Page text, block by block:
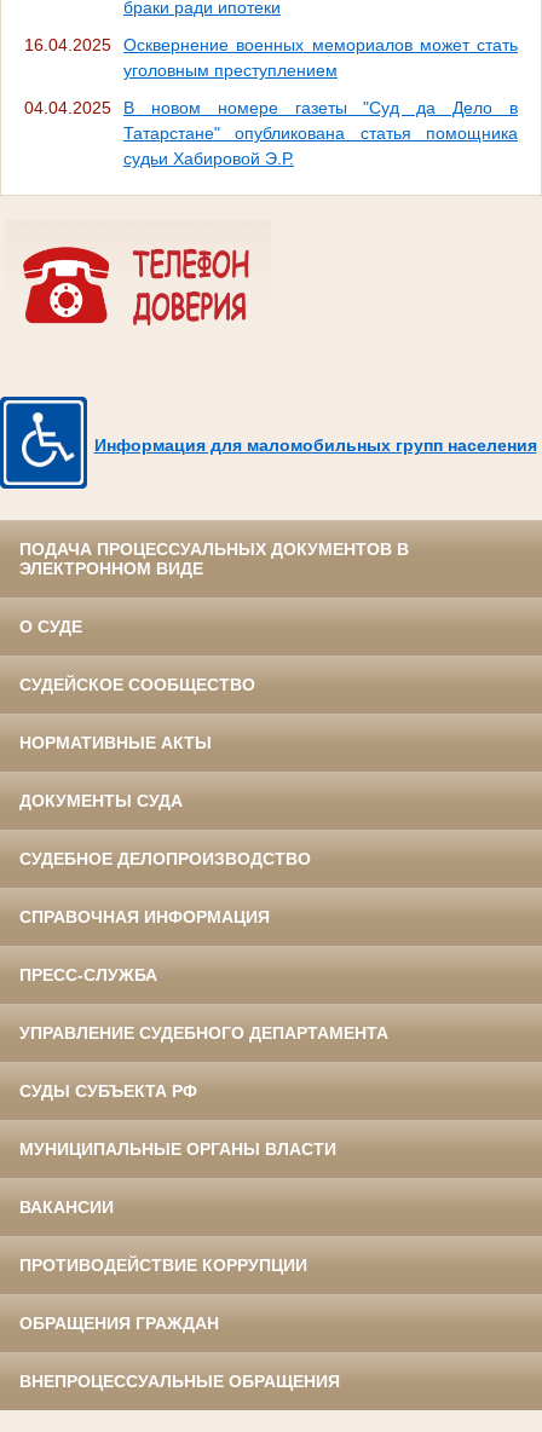
браки ради ипотеки
16.04.2025
Осквернение военных мемориалов может стать
уголовным преступлением
04.04.2025
В новом номере газеты "Суд да Дело в
Татарстане" опубликована статья помощника
судьи Хабировой Э.Р.
Информация для маломобильных групп населения
ПОДАЧА ПРОЦЕССУАЛЬНЫХ ДОКУМЕНТОВ В
ЭЛЕКТРОННОМ ВИДЕ
О СУДЕ
СУДЕЙСКОЕ СООБЩЕСТВО
НОРМАТИВНЫЕ АКТЫ
ДОКУМЕНТЫ СУДА
СУДЕБНОЕ ДЕЛОПРОИЗВОДСТВО
СПРАВОЧНАЯ ИНФОРМАЦИЯ
ПРЕСС-СЛУЖБА
УПРАВЛЕНИЕ СУДЕБНОГО ДЕПАРТАМЕНТА
СУДЫ СУБЪЕКТА РФ
МУНИЦИПАЛЬНЫЕ ОРГАНЫ ВЛАСТИ
ВАКАНСИИ
ПРОТИВОДЕЙСТВИЕ КОРРУПЦИИ
ОБРАЩЕНИЯ ГРАЖДАН
ВНЕПРОЦЕССУАЛЬНЫЕ ОБРАЩЕНИЯ